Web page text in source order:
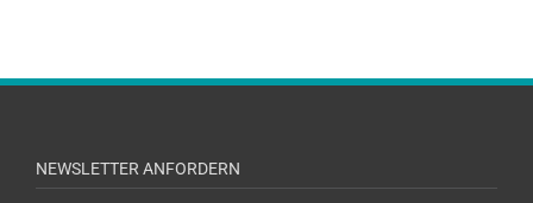
NEWSLETTER ANFORDERN